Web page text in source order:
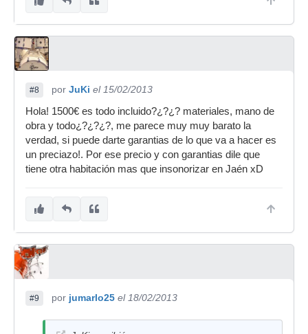
#8 por JuKi el 15/02/2013
Hola! 1500€ es todo incluido?¿?¿? materiales, mano de
obra y todo¿?¿?¿?, me parece muy muy barato la
verdad, si puede darte garantias de lo que va a hacer es
un preciazo!. Por ese precio y con garantias dile que
tiene otra habitación mas que insonorizar en Jaén xD
#9 por jumarlo25 el 18/02/2013